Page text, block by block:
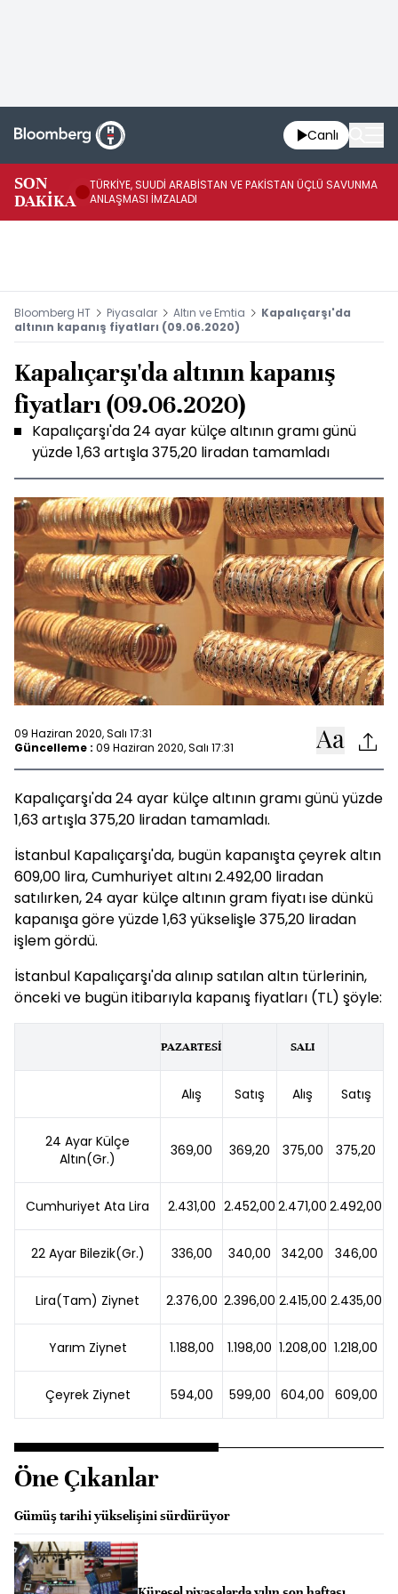
Canlı
SON
DAKİKA
TÜRKİYE, SUUDİ ARABİSTAN VE PAKİSTAN ÜÇLÜ SAVUNMA
ANLAŞMASI İMZALADI
Bloomberg HT Piyasalar Altın ve Emtia
Kapalıçarşı'da
altının kapanış fiyatları (09.06.2020)
Kapalıçarşı'da altının kapanış
fiyatları (09.06.2020)
Kapalıçarşı'da 24 ayar külçe altının gramı günü
yüzde 1,63 artışla 375,20 liradan tamamladı
09 Haziran 2020, Salı 17:31
Güncelleme : 09 Haziran 2020, Salı 17:31
Kapalıçarşı'da 24 ayar külçe altının gramı günü yüzde
1,63 artışla 375,20 liradan tamamladı.
İstanbul Kapalıçarşı'da, bugün kapanışta çeyrek altın
609,00 lira, Cumhuriyet altını 2.492,00 liradan
satılırken, 24 ayar külçe altının gram fiyatı ise dünkü
kapanışa göre yüzde 1,63 yükselişle 375,20 liradan
işlem gördü.
İstanbul Kapalıçarşı'da alınıp satılan altın türlerinin,
önceki ve bugün itibarıyla kapanış fiyatları (TL) şöyle:
PAZARTESİ SALI
Alış Satış Alış Satış
24 Ayar Külçe
Altın(Gr.)
369,00 369,20 375,00 375,20
Cumhuriyet Ata Lira 2.431,00 2.452,00 2.471,00 2.492,00
22 Ayar Bilezik(Gr.) 336,00 340,00 342,00 346,00
Lira(Tam) Ziynet 2.376,00 2.396,00 2.415,00 2.435,00
Yarım Ziynet 1.188,00 1.198,00 1.208,00 1.218,00
Çeyrek Ziynet 594,00 599,00 604,00 609,00
Öne Çıkanlar
Gümüş tarihi yükselişini sürdürüyor